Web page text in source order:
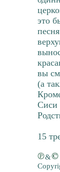
это
вы
(а
Сиси
15
&